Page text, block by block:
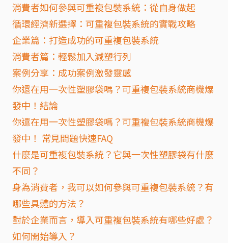
消費者如何參與可重複包裝系統：從自身做起
循環經濟新選擇：可重複包裝系統的實戰攻略
企業篇：打造成功的可重複包裝系統
消費者篇：輕鬆加入減塑行列
案例分享：成功案例激發靈感
你還在用一次性塑膠袋嗎？可重複包裝系統商機爆
發中！結論
你還在用一次性塑膠袋嗎？可重複包裝系統商機爆
發中！ 常見問題快速FAQ
什麼是可重複包裝系統？它與一次性塑膠袋有什麼
不同？
身為消費者，我可以如何參與可重複包裝系統？有
哪些具體的方法？
對於企業而言，導入可重複包裝系統有哪些好處？
如何開始導入？